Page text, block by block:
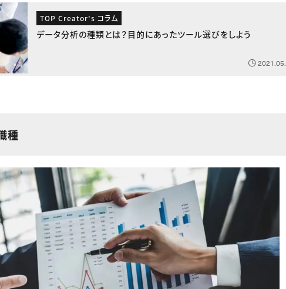
TOP Creator's コラム
データ分析の種類とは？目的にあったツール選びをしよう
種